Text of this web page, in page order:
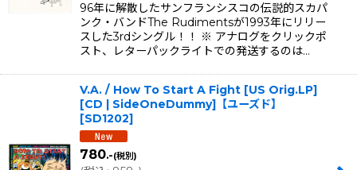
96年に解散したサンフランシスコの伝説的スカパ
ンク・バンドThe Rudimentsが1993年にリリー
スした3rdシングル！！ ※ アナログをクリックポ
スト、レターパックライトでの発送するのは…
V.A. / How To Start A Fight [US Orig.LP]
[CD | SideOneDummy]【ユーズド】
[SD1202]
780.-(税別)